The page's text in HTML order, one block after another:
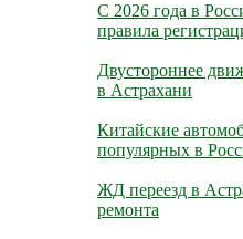
С 2026 года в
правила
Двустороннее
в Астрахани
Китайские
популярных в
ЖД переезд в
ремонта